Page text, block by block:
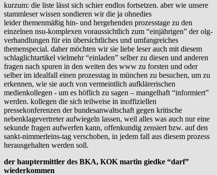
kurzum: die liste lässt sich schier endlos fortsetzen. aber wie unsere
stammleser wissen sondieren wir die ja ohnedies
leider themenmäßig hin- und hergehenden prozesstage zu den
einzelnen nsu-komplexen voraussichtlich zum “einjährigen” der olg-
verhandlungen für ein übersichtliches und umfangreiches
themenspecial. daher möchten wir sie liebe leser auch mit diesem
schlaglichtartikel vielmehr “einladen” selber zu diesen und anderen
fragen nach spuren in den weiten des www zu forsten und oder
selber im idealfall einen prozesstag in münchen zu besuchen, um zu
erkennen, wie sie auch von vermeintlich aufklärerischen
medienkollegen - um es höflich zu sagen – mangelhaft “informiert”
werden. kollegen die sich teilweise in inoffiziellen
pressekonferenzen der bundesanwaltschaft gegen kritische
nebenklagevertreter aufwiegeln lassen, weil alles was auch nur eine
sekunde fragen aufwerfen kann, offenkundig zensiert bzw. auf den
sankt-nimmerleins-tag verschoben, in jedem fall aus diesem prozess
herausgehalten werden soll.
der hauptermittler des BKA, KOK martin giedke “darf”
wiederkommen